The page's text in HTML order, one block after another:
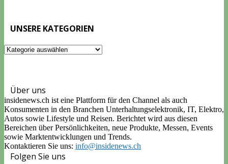
UNSERE KATEGORIEN
UNSERE
Über uns
insidenews.ch ist eine Plattform für den Channel als auch
Konsumenten in den Branchen Unterhaltungselektronik, IT, Elektro,
Autos sowie Lifestyle und Reisen. Berichtet wird aus diesen
Bereichen über Persönlichkeiten, neue Produkte, Messen, Events
sowie Marktentwicklungen und Trends.
Kontaktieren Sie uns: info@insidenews.ch
Folgen Sie uns